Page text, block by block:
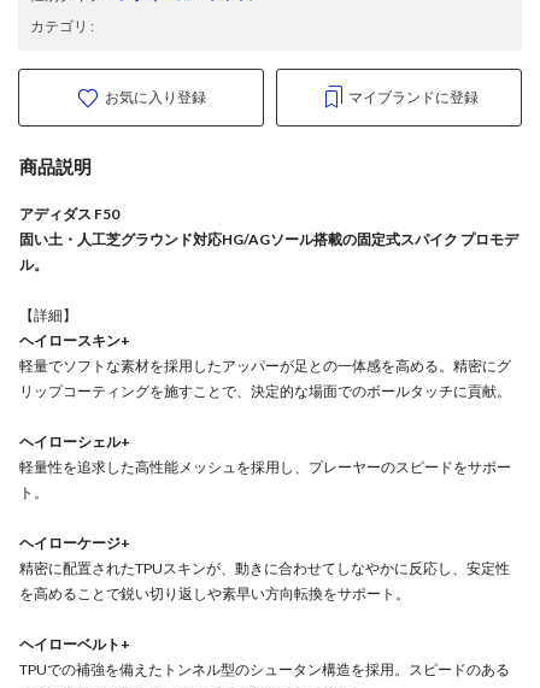
カテゴリ :
お気に入り登録 マイブランドに登録
商品説明
アディダス F50
固い土・人工芝グラウンド対応HG/AGソール搭載の固定式スパイク プロモデ
ル。
【詳細】
ヘイロースキン+
軽量でソフトな素材を採用したアッパーが足との一体感を高める。精密にグ
リップコーティングを施すことで、決定的な場面でのボールタッチに貢献。
ヘイローシェル+
軽量性を追求した高性能メッシュを採用し、プレーヤーのスピードをサポー
ト。
ヘイローケージ+
精密に配置されたTPUスキンが、動きに合わせてしなやかに反応し、安定性
を高めることで鋭い切り返しや素早い方向転換をサポート。
ヘイローベルト+
TPUでの補強を備えたトンネル型のシュータン構造を採用。スピードのある